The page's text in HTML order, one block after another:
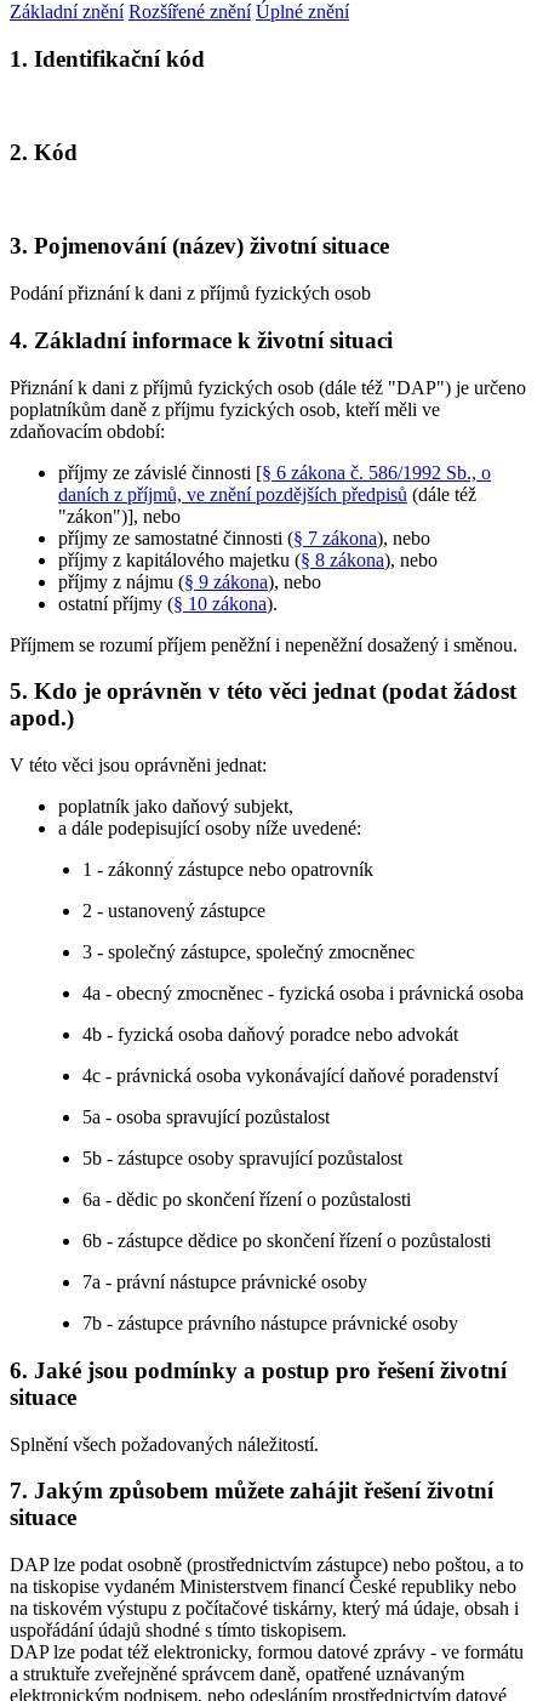
Základní znění Rozšířené znění Úplné znění
1. Identifikační kód
2. Kód
3. Pojmenování (název) životní situace
Podání přiznání k dani z příjmů fyzických osob
4. Základní informace k životní situaci
Přiznání k dani z příjmů fyzických osob (dále též "DAP") je určeno
poplatníkům daně z příjmu fyzických osob, kteří měli ve
zdaňovacím období:
příjmy ze závislé činnosti [§ 6 zákona č. 586/1992 Sb., o
daních z příjmů, ve znění pozdějších předpisů (dále též
"zákon")], nebo
příjmy ze samostatné činnosti (§ 7 zákona), nebo
příjmy z kapitálového majetku (§ 8 zákona), nebo
příjmy z nájmu (§ 9 zákona), nebo
ostatní příjmy (§ 10 zákona).
Příjmem se rozumí příjem peněžní i nepeněžní dosažený i směnou.
5. Kdo je oprávněn v této věci jednat (podat žádost
apod.)
V této věci jsou oprávněni jednat:
poplatník jako daňový subjekt,
a dále podepisující osoby níže uvedené:
1 - zákonný zástupce nebo opatrovník
2 - ustanovený zástupce
3 - společný zástupce, společný zmocněnec
4a - obecný zmocněnec - fyzická osoba i právnická osoba
4b - fyzická osoba daňový poradce nebo advokát
4c - právnická osoba vykonávající daňové poradenství
5a - osoba spravující pozůstalost
5b - zástupce osoby spravující pozůstalost
6a - dědic po skončení řízení o pozůstalosti
6b - zástupce dědice po skončení řízení o pozůstalosti
7a - právní nástupce právnické osoby
7b - zástupce právního nástupce právnické osoby
6. Jaké jsou podmínky a postup pro řešení životní
situace
Splnění všech požadovaných náležitostí.
7. Jakým způsobem můžete zahájit řešení životní
situace
DAP lze podat osobně (prostřednictvím zástupce) nebo poštou, a to
na tiskopise vydaném Ministerstvem financí České republiky nebo
na tiskovém výstupu z počítačové tiskárny, který má údaje, obsah i
uspořádání údajů shodné s tímto tiskopisem.
DAP lze podat též elektronicky, formou datové zprávy - ve formátu
a struktuře zveřejněné správcem daně, opatřené uznávaným
elektronickým podpisem, nebo odesláním prostřednictvím datové